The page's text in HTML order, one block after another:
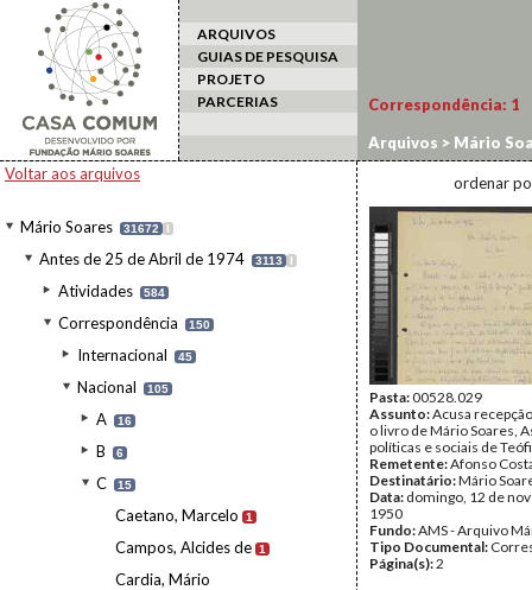
ARQUIVOS
GUIAS DE PESQUISA
PROJETO
PARCERIAS
Voltar aos arquivos
Mário Soares 31672 I
Antes de 25 de Abril de 1974 3113 I
Atividades 584
Correspondência 150
Internacional 45
Nacional 105
A 16
B 6
C 15
Caetano, Marcelo 1
Campos, Alcides de 1
Cardia, Mário
Correspondência: 1
Arquivos > Mário
A.
ordenar
Pasta:00528.029
Assunto:Acusa
o livro de Mário Soares,
políticas e sociais de
Remetente:Afonso
Destinatário:Mário
Data: domingo, 12 de
1950
Fundo:AMS - Arquivo
Tipo Documental:
Página(s):2